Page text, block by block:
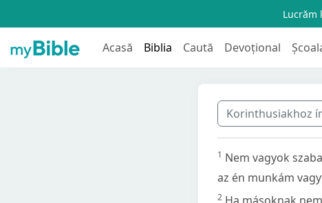
Lucrăm
Acasă Biblia Caută Devoțional
Korinthusiakhoz
1 Nem vagyok
az én munkám
2